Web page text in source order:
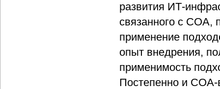
развития ИТ-
связанного с СОА,
применение
опыт внедрения,
применимость
Постепенно и СОА-